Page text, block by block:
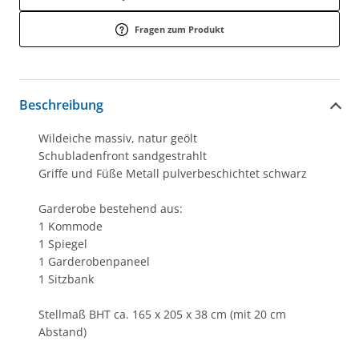
Fragen zum Produkt
Beschreibung
Wildeiche massiv, natur geölt
Schubladenfront sandgestrahlt
Griffe und Füße Metall pulverbeschichtet schwarz
Garderobe bestehend aus:
1 Kommode
1 Spiegel
1 Garderobenpaneel
1 Sitzbank
Stellmaß BHT ca. 165 x 205 x 38 cm (mit 20 cm
Abstand)